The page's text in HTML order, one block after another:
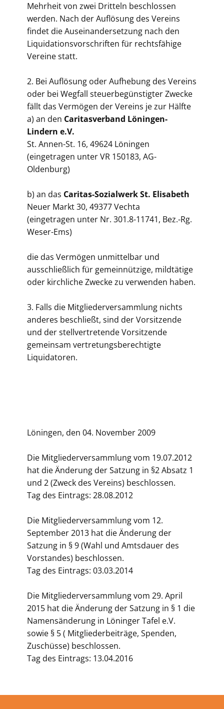
Mehrheit von zwei Dritteln beschlossen
werden. Nach der Auflösung des Vereins
findet die Auseinandersetzung nach den
Liquidationsvorschriften für rechtsfähige
Vereine statt.
2. Bei Auflösung oder Aufhebung des Vereins
oder bei Wegfall steuerbegünstigter Zwecke
fällt das Vermögen der Vereins je zur Hälfte
a) an den Caritasverband Löningen-
Lindern e.V.
St. Annen-St. 16, 49624 Löningen
(eingetragen unter VR 150183, AG-
Oldenburg)
b) an das Caritas-Sozialwerk St. Elisabeth
Neuer Markt 30, 49377 Vechta
(eingetragen unter Nr. 301.8-11741, Bez.-Rg.
Weser-Ems)
die das Vermögen unmittelbar und
ausschließlich für gemeinnützige, mildtätige
oder kirchliche Zwecke zu verwenden haben.
3. Falls die Mitgliederversammlung nichts
anderes beschließt, sind der Vorsitzende
und der stellvertretende Vorsitzende
gemeinsam vertretungsberechtigte
Liquidatoren.
Löningen, den 04. November 2009
Die Mitgliederversammlung vom 19.07.2012
hat die Änderung der Satzung in §2 Absatz 1
und 2 (Zweck des Vereins) beschlossen.
Tag des Eintrags: 28.08.2012
Die Mitgliederversammlung vom 12.
September 2013 hat die Änderung der
Satzung in § 9 (Wahl und Amtsdauer des
Vorstandes) beschlossen.
Tag des Eintrags: 03.03.2014
Die Mitgliederversammlung vom 29. April
2015 hat die Änderung der Satzung in § 1 die
Namensänderung in Löninger Tafel e.V.
sowie § 5 ( Mitgliederbeiträge, Spenden,
Zuschüsse) beschlossen.
Tag des Eintrags: 13.04.2016